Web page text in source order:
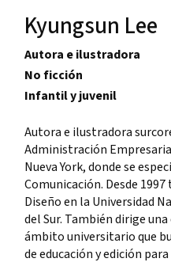
Kyungsun Lee
Autora e ilustradora
No ficción
Infantil y juvenil
Autora e ilustradora
Administración
Nueva York, donde se
Comunicación. Desde
Diseño en la Universidad
del Sur. También dirige
ámbito universitario que
de educación y edición